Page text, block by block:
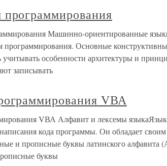
Машинно-ориентированные
Основные
особенности архитектуры и
записывать
VВА
VВА Алфавит и лексемы
кода программы. Он обладает
и прописные буквы латинского
буквы